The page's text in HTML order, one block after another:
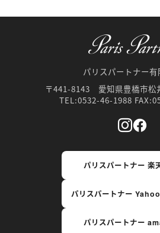
パリスパートナー有
〒441-8143 愛知県豊橋市松
TEL:0532-46-1988
パリスパートナー 楽
パリスパートナー
パリスパートナー